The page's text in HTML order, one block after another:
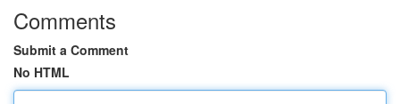
Comments
Submit a Comment
No HTML